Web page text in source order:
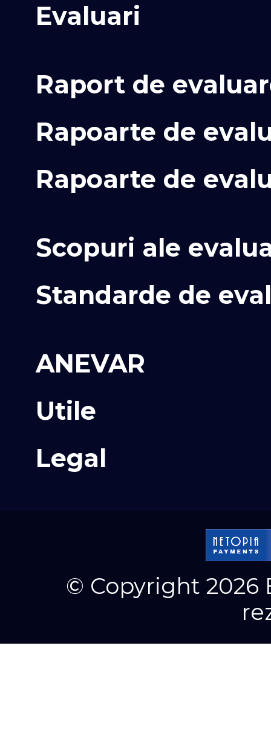
Evaluari
Raport de
Rapoarte de
Rapoarte de
Scopuri ale
Standarde de
ANEVAR
Utile
Legal
© Copyright 2026